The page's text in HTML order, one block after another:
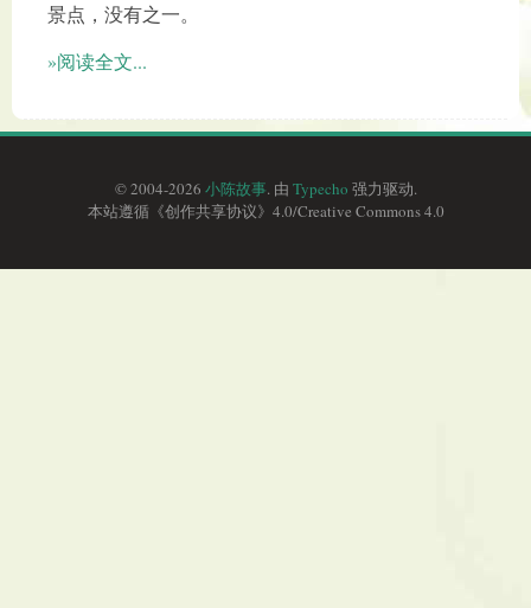
景点，没有之一。
»阅读全文...
© 2004-2026 小陈故事. 由 Typecho 强力驱动.
本站遵循《创作共享协议》4.0/Creative Commons 4.0